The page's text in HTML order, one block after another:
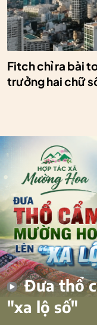
Fitch chỉ ra bài
trưởng hai chữ
Đưa thổ
"xa lộ số"